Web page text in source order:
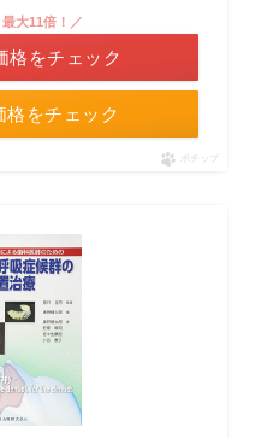
をチェック
大11倍！／
格をチェック
ポチップ